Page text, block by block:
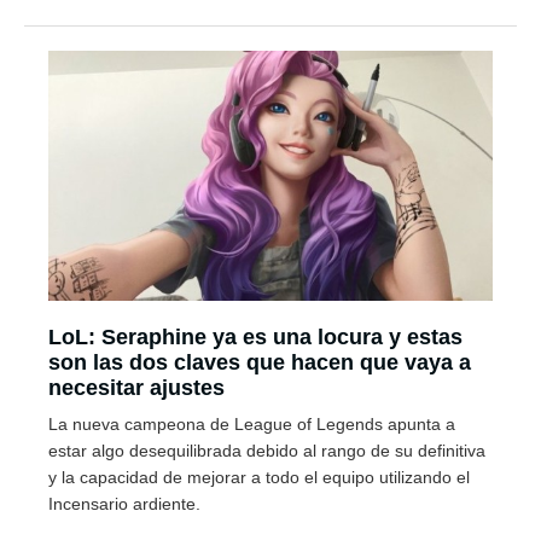
LoL: Seraphine ya es una locura y estas
son las dos claves que hacen que vaya a
necesitar ajustes
La nueva campeona de League of Legends apunta a
estar algo desequilibrada debido al rango de su definitiva
y la capacidad de mejorar a todo el equipo utilizando el
Incensario ardiente.